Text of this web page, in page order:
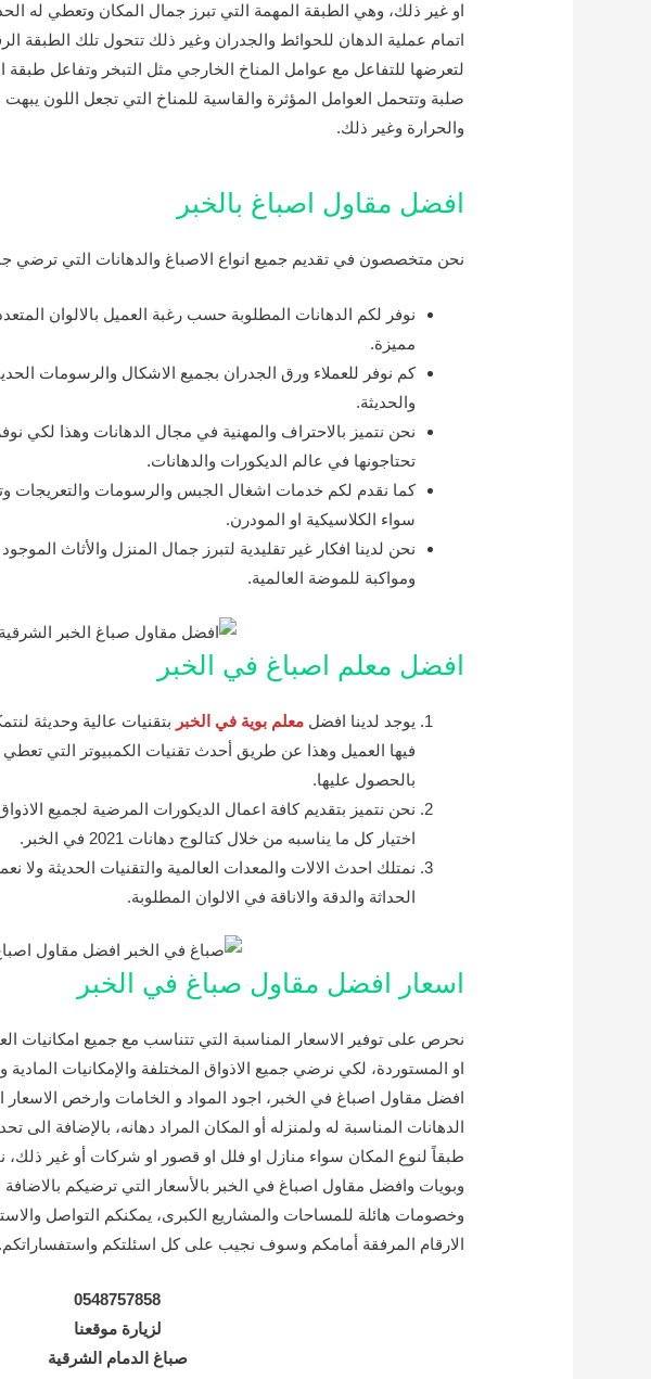
او غير ذلك، وهي الطبقة المهمة التي تبرز جمال المكان وتعطي له
اتمام عملية الدهان للحوائط والجدران وغير ذلك تتحول تلك الطبقة
لتعرضها للتفاعل مع عوامل المناخ الخارجي مثل التبخر وتفاعل طبقة
صلبة وتتحمل العوامل المؤثرة والقاسية للمناخ التي تجعل اللون
والحرارة وغير ذلك.
افضل مقاول اصباغ بالخبر
نحن متخصصون في تقديم جميع انواع الاصباغ والدهانات التي ترضي
نوفر لكم الدهانات المطلوبة حسب رغبة العميل بالالوان
مميزة.
كم نوفر للعملاء ورق الجدران بجميع الاشكال والرسومات
والحديثة.
نحن نتميز بالاحتراف والمهنية في مجال الدهانات وهذا لكي
تحتاجونها في عالم الديكورات والدهانات.
كما نقدم لكم خدمات اشغال الجبس والرسومات والتعريجات
سواء الكلاسيكية او المودرن.
نحن لدينا افكار غير تقليدية لتبرز جمال المنزل والأثاث
ومواكبة للموضة العالمية.
افضل معلم اصباغ في الخبر
يوجد لدينا افضلمعلم بوية في الخبر بتقنيات عالية وحديثة
فيها العميل وهذا عن طريق أحدث تقنيات الكمبيوتر التي تعطي
بالحصول عليها.
نحن نتميز بتقديم كافة اعمال الديكورات المرضية لجميع
اختيار كل ما يناسبه من خلال كتالوج دهانات 2021 في الخبر.
نمتلك احدث الالات والمعدات العالمية والتقنيات الحديثة ولا
الحداثة والدقة والاناقة في الالوان المطلوبة.
اسعار افضل مقاول صباغ في الخبر
نحرص على توفير الاسعار المناسبة التي تتناسب مع جميع امكانيات
او المستوردة، لكي نرضي جميع الاذواق المختلفة والإمكانيات
افضل مقاول اصباغ في الخبر، اجود المواد و الخامات وارخص الاسعار
الدهانات المناسبة له ولمنزله أو المكان المراد دهانه، بالإضافة الى
طبقاً لنوع المكان سواء منازل او فلل او قصور او شركات أو غير
وبويات وافضل مقاول اصباغ في الخبر بالأسعار التي ترضيكم
وخصومات هائلة للمساحات والمشاريع الكبرى، يمكنكم التواصل
الارقام المرفقة أمامكم وسوف نجيب على كل اسئلتكم
0548757858
لزيارة موقعنا
صباغ الدمام الشرقية